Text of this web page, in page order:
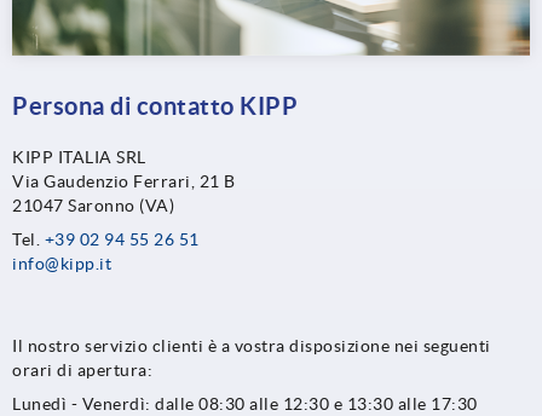
Persona di contatto KIPP
KIPP ITALIA SRL
Via Gaudenzio Ferrari, 21 B
21047 Saronno (VA)
Tel. +39 02 94 55 26 51
info@kipp.it
Il nostro servizio clienti è a vostra disposizione nei seguenti
orari di apertura:
Lunedì - Venerdì: dalle 08:30 alle 12:30 e 13:30 alle 17:30